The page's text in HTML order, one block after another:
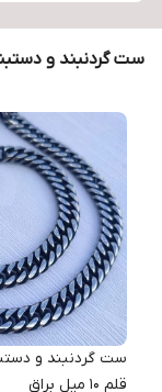
ست گردنبند و
ست گردنبند و
قلم ۱۰ میل براق